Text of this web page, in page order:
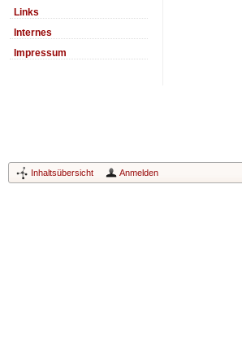
Links
Internes
Impressum
Inhaltsübersicht Anmelden